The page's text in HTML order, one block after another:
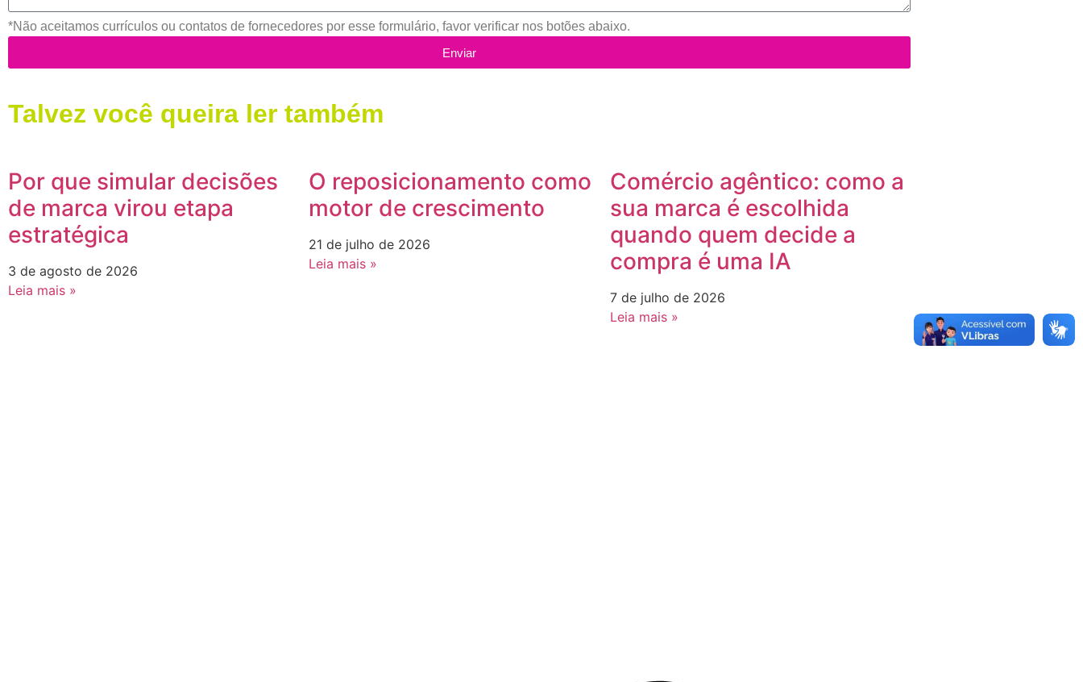
*Não aceitamos currículos ou contatos de fornecedores por esse formulário, favor verificar nos botões abaixo.
Enviar
Talvez você queira ler também
Por que simular decisões
de marca virou etapa
estratégica
3 de agosto de 2026
Leia mais »
O reposicionamento como
motor de crescimento
21 de julho de 2026
Leia mais »
Comércio agêntico: como a
sua marca é escolhida
quando quem decide a
compra é uma IA
7 de julho de 2026
Leia mais »